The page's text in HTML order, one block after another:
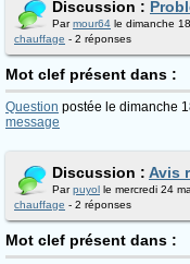
Discussion :
Parmour64 le dimanche
chauffage - 2 réponses
Mot clef présent dans :
Question postée le dimanche
message
Discussion : Avis
Parpuyol le mercredi 24
chauffage - 2 réponses
Mot clef présent dans :